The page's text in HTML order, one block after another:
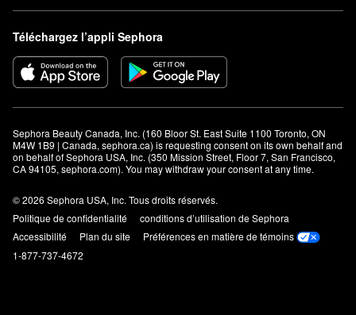
Téléchargez l’appli Sephora
Sephora Beauty Canada, Inc. (160 Bloor St. East Suite 1100 Toronto, ON
M4W 1B9 | Canada, sephora.ca) is requesting consent on its own behalf and
on behalf of Sephora USA, Inc. (350 Mission Street, Floor 7, San Francisco,
CA 94105, sephora.com). You may withdraw your consent at any time.
© 2026 Sephora USA, Inc. Tous droits réservés.
Politique de confidentialité
conditions d’utilisation de Sephora
Accessibilité
Plan du site
Préférences en matière de témoins
1-877-737-4672